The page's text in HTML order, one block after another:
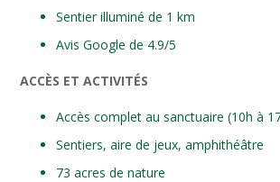
Sentier illuminé de 1 km
Avis Google de 4.9/5
ACCÈS ET ACTIVITÉS
Accès complet au sanctuaire (10h à
Sentiers, aire de jeux, amphithéâtre
73 acres de nature